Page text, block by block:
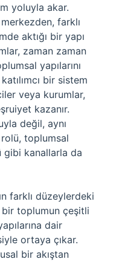
yoluyla akar.
farklı
aktığı bir yapı
zaman zaman
yapılarını
bir sistem
veya kurumlar,
kazanır.
değil, aynı
toplumsal
kanallarla da
farklı düzeylerdeki
bir toplumun çeşitli
dair
ortaya çıkar.
bir akıştan